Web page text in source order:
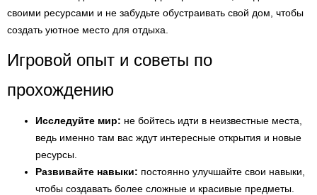
своими ресурсами и не забудьте обустраивать свой дом, чтобы
создать уютное место для отдыха.
Игровой опыт и советы по
прохождению
Исследуйте мир: не бойтесь идти в неизвестные места,
ведь именно там вас ждут интересные открытия и новые
ресурсы.
Развивайте навыки: постоянно улучшайте свои навыки,
чтобы создавать более сложные и красивые предметы.